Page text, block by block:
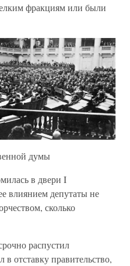
фракциям или были
думы
в двери I
влиянием депутаты не
сколько
распустил
отставку правительство,